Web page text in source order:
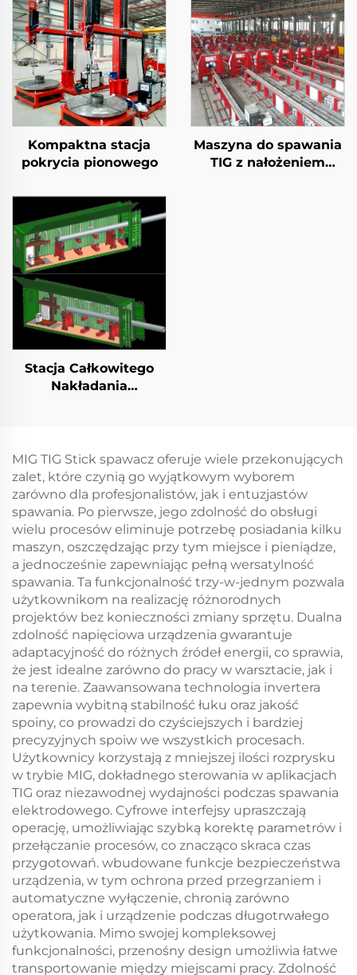
Kompaktna stacja
pokrycia pionowego
Maszyna do spawania
TIG z nałożeniem
Stacja Całkowitego
Nakładania
MIG TIG Stick spawacz oferuje wiele przekonujących
zalet, które czynią go wyjątkowym wyborem
zarówno dla profesjonalistów, jak i entuzjastów
spawania. Po pierwsze, jego zdolność do obsługi
wielu procesów eliminuje potrzebę posiadania kilku
maszyn, oszczędzając przy tym miejsce i pieniądze,
a jednocześnie zapewniając pełną wersatylność
spawania. Ta funkcjonalność trzy-w-jednym pozwala
użytkownikom na realizację różnorodnych
projektów bez konieczności zmiany sprzętu. Dualna
zdolność napięciowa urządzenia gwarantuje
adaptacyjność do różnych źródeł energii, co sprawia,
że jest idealne zarówno do pracy w warsztacie, jak i
na terenie. Zaawansowana technologia invertera
zapewnia wybitną stabilność łuku oraz jakość
spoiny, co prowadzi do czyściejszych i bardziej
precyzyjnych spoiw we wszystkich procesach.
Użytkownicy korzystają z mniejszej ilości rozprysku
w trybie MIG, dokładnego sterowania w aplikacjach
TIG oraz niezawodnej wydajności podczas spawania
elektrodowego. Cyfrowe interfejsy upraszczają
operację, umożliwiając szybką korektę parametrów i
przełączanie procesów, co znacząco skraca czas
przygotowań. wbudowane funkcje bezpieczeństwa
urządzenia, w tym ochrona przed przegrzaniem i
automatyczne wyłączenie, chronią zarówno
operatora, jak i urządzenie podczas długotrwałego
użytkowania. Mimo swojej kompleksowej
funkcjonalności, przenośny design umożliwia łatwe
transportowanie między miejscami pracy. Zdolność